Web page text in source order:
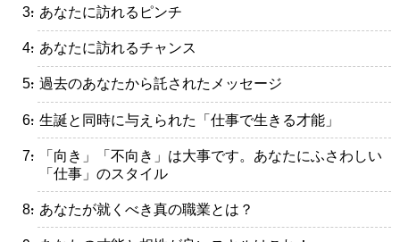
・あなたに訪れるピンチ
・あなたに訪れるチャンス
・過去のあなたから託されたメッセージ
・生誕と同時に与えられた「仕事で生きる才能」
・「向き」「不向き」は大事です。あなたにふさわしい
「仕事」のスタイル
・あなたが就くべき真の職業とは？